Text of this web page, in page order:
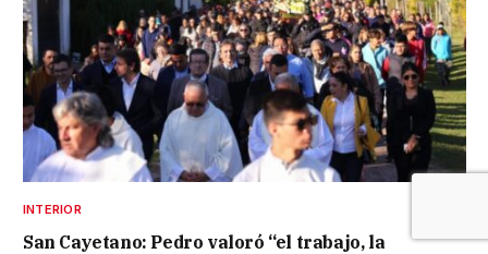
INTERIOR
San Cayetano: Pedro valoró “el trabajo, la